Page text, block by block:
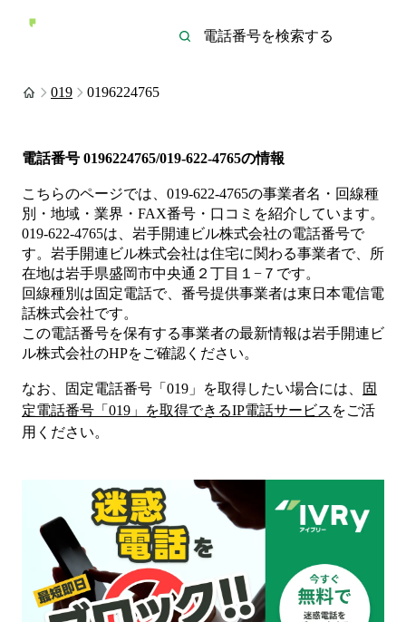
019 0196224765
電話番号 0196224765/019-622-4765の情報
こちらのページでは、 019-622-4765の事業者名・回線種
別・地域・業界・FAX番号・口コミを紹介しています。
019-622-4765は、 岩手開連ビル株式会社の電話番号で
す。 岩手開連ビル株式会社は住宅に関わる事業者で、所
在地は岩手県盛岡市中央通２丁目１−７ です。
回線種別は固定電話で、番号提供事業者は東日本電信電
話株式会社です。
この電話番号を保有する事業者の最新情報は岩手開連ビ
ル株式会社のHPをご確認ください。
なお、固定電話番号「 019 」を取得したい場合には、
固
定電話番号「 019 」を取得できるIP電話サービス をご活
用ください。